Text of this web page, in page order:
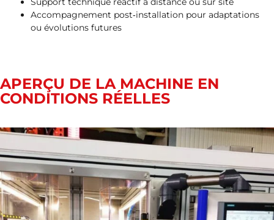
Accompagnement post‑installation pour adaptations
ou évolutions futures
APERÇU DE LA MACHINE EN
CONDITIONS RÉELLES